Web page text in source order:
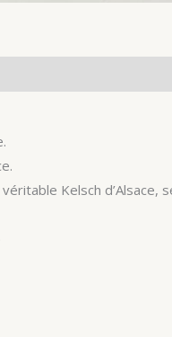
Kelsch d’Alsace,